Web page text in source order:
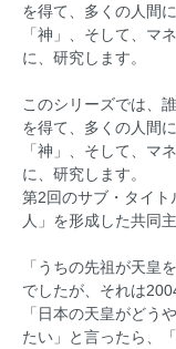
を得て、多くの人間
「神」、そして、マ
に、研究します。
このシリーズでは、
を得て、多くの人間
「神」、そして、マ
に、研究します。
第2回のサブ・タイ
人」を形成した共同
「うちの先祖が天皇
でしたが、それは
「日本の天皇がどう
たい」と言ったら、